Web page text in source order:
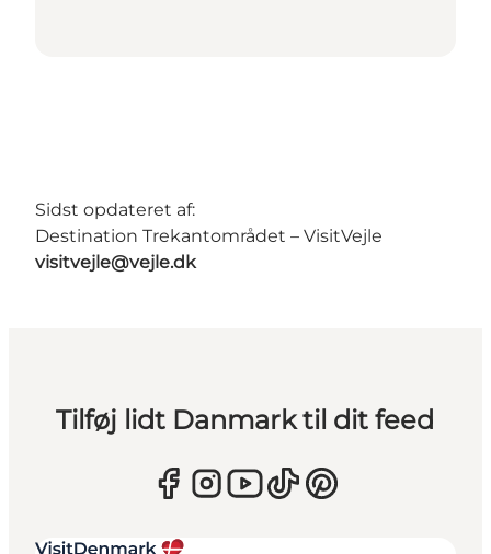
Sidst opdateret af:
Destination Trekantområdet – VisitVejle
visitvejle@vejle.dk
Tilføj lidt Danmark til dit feed